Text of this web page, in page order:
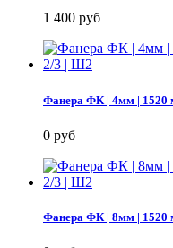
1 400 руб
Фанера ФК | 4мм | 1520
0 руб
Фанера ФК | 8мм | 1520